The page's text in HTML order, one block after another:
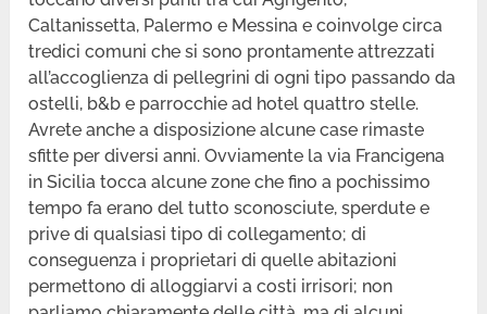
Caltanissetta, Palermo e Messina e coinvolge circa
tredici comuni che si sono prontamente attrezzati
all’accoglienza di pellegrini di ogni tipo passando da
ostelli, b&b e parrocchie ad hotel quattro stelle.
Avrete anche a disposizione alcune case rimaste
sfitte per diversi anni. Ovviamente la via Francigena
in Sicilia tocca alcune zone che fino a pochissimo
tempo fa erano del tutto sconosciute, sperdute e
prive di qualsiasi tipo di collegamento; di
conseguenza i proprietari di quelle abitazioni
permettono di alloggiarvi a costi irrisori; non